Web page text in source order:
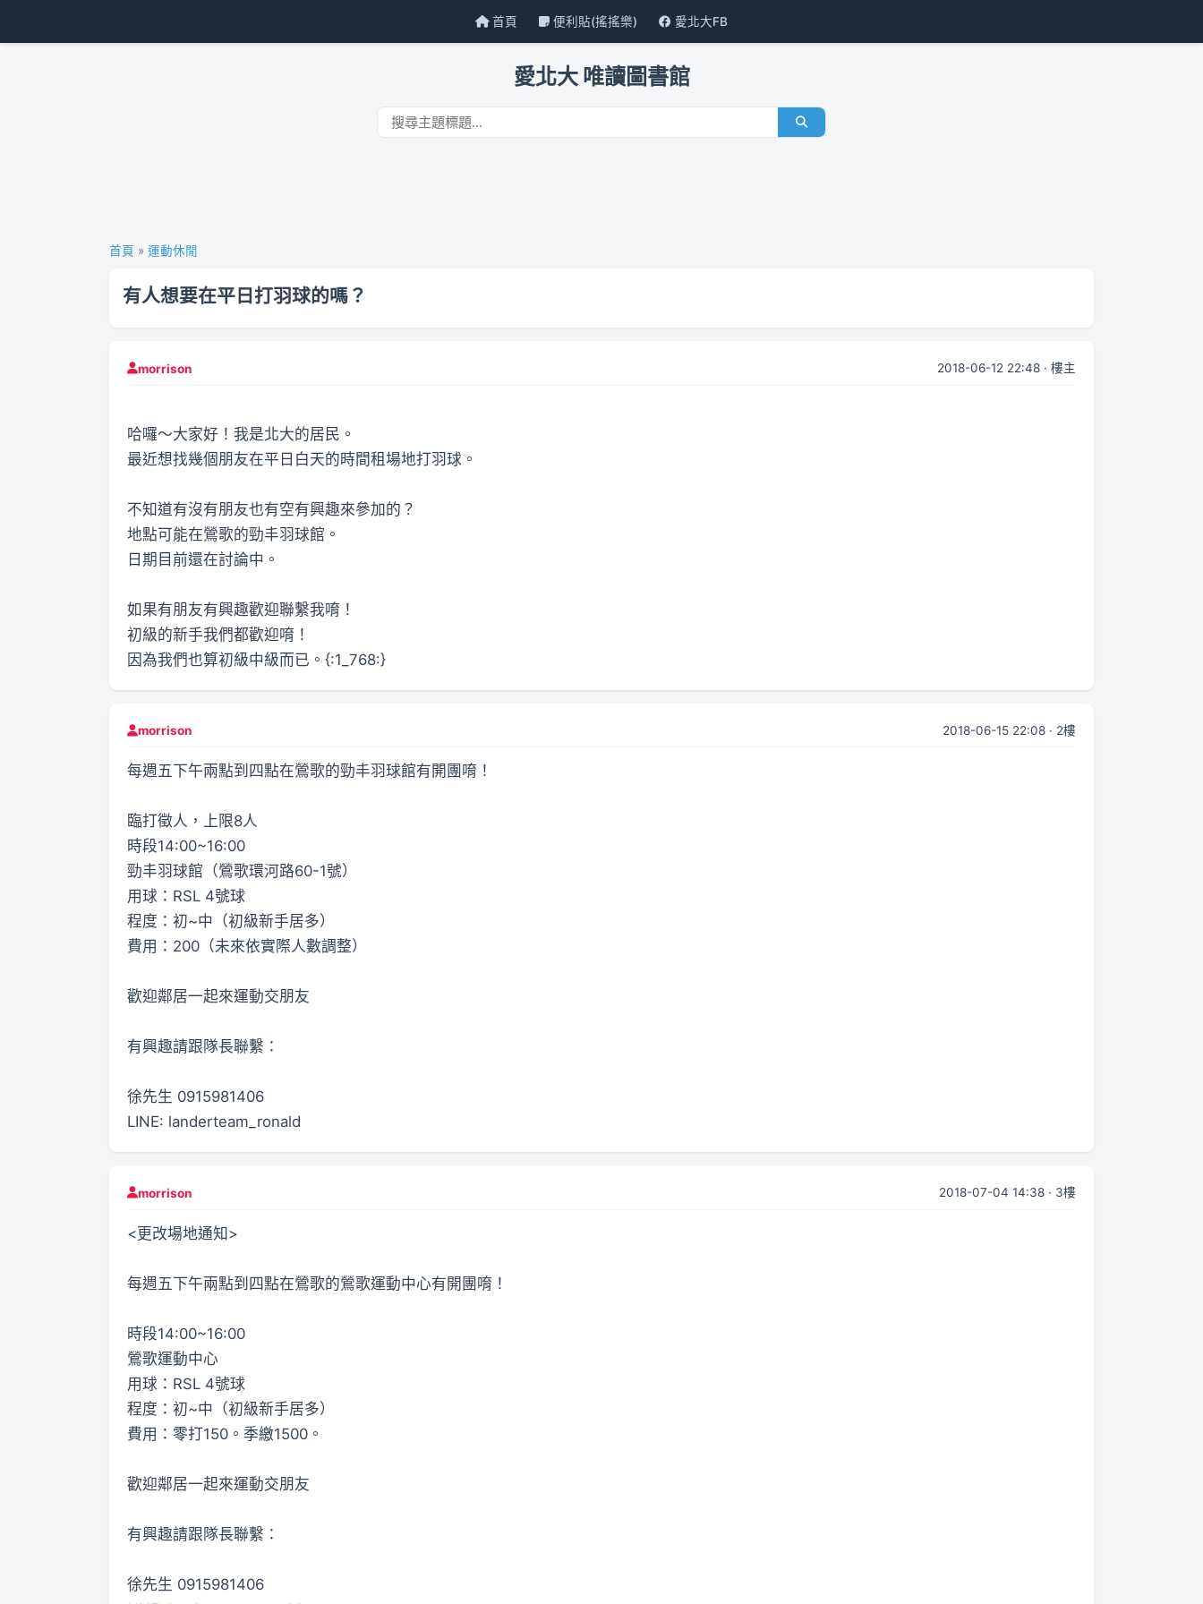
首頁 便利貼(搖搖樂) 愛北大FB
愛北大 唯讀圖書館
首頁 » 運動休閒
有人想要在平日打羽球的嗎？
morrison 2018-06-12 22:48 · 樓主
哈囉～大家好！我是北大的居民。
最近想找幾個朋友在平日白天的時間租場地打羽球。
不知道有沒有朋友也有空有興趣來參加的？
地點可能在鶯歌的勁丰羽球館。
日期目前還在討論中。
如果有朋友有興趣歡迎聯繫我唷！
初級的新手我們都歡迎唷！
因為我們也算初級中級而已。{:1_768:}
morrison 2018-06-15 22:08 · 2樓
每週五下午兩點到四點在鶯歌的勁丰羽球館有開團唷！
臨打徵人，上限8人
時段14:00~16:00
勁丰羽球館（鶯歌環河路60-1號）
用球：RSL 4號球
程度：初~中（初級新手居多）
費用：200（未來依實際人數調整）
歡迎鄰居一起來運動交朋友
有興趣請跟隊長聯繫：
徐先生 0915981406
LINE: landerteam_ronald
morrison 2018-07-04 14:38 · 3樓
<更改場地通知>
每週五下午兩點到四點在鶯歌的鶯歌運動中心有開團唷！
時段14:00~16:00
鶯歌運動中心
用球：RSL 4號球
程度：初~中（初級新手居多）
費用：零打150。季繳1500。
歡迎鄰居一起來運動交朋友
有興趣請跟隊長聯繫：
徐先生 0915981406